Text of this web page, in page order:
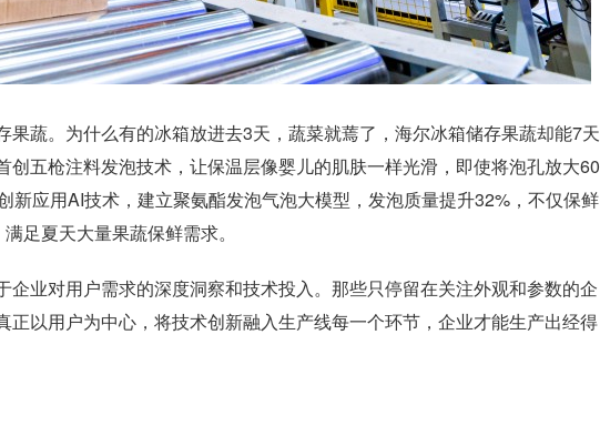
蔬。为什么有的冰箱放进去3天，蔬菜就蔫了，海尔冰箱储存果蔬却能7天
创五枪注料发泡技术，让保温层像婴儿的肌肤一样光滑，即使将泡孔放大60
新应用AI技术，建立聚氨酯发泡气泡大模型，发泡质量提升32%，不仅保鲜
足夏天大量果蔬保鲜需求。
业对用户需求的深度洞察和技术投入。那些只停留在关注外观和参数的企
正以用户为中心，将技术创新融入生产线每一个环节，企业才能生产出经得